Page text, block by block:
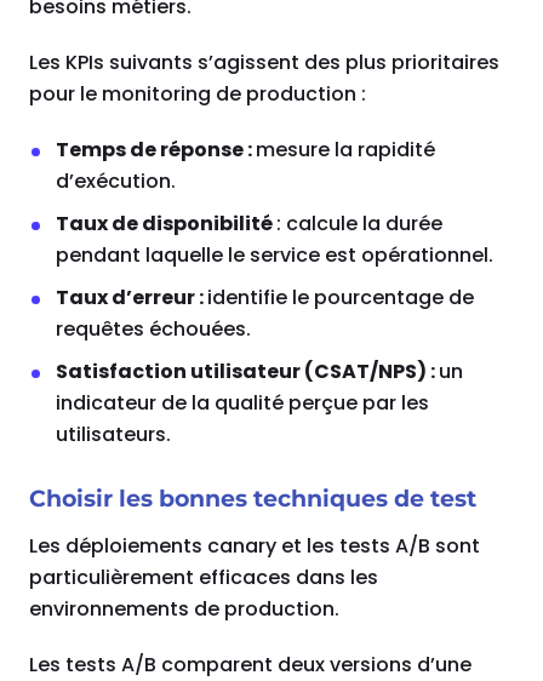
besoins métiers.
Les KPIs suivants s’agissent des plus prioritaires
pour le monitoring de production :
Temps de réponse :mesure la rapidité
d’exécution.
Taux de disponibilité: calcule la durée
pendant laquelle le service est opérationnel.
Taux d’erreur :identifie le pourcentage de
requêtes échouées.
Satisfaction utilisateur (CSAT/NPS) :un
indicateur de la qualité perçue par les
utilisateurs.
Choisir les bonnes techniques de test
Les déploiements canary et les tests A/B sont
particulièrement efficaces dans les
environnements de production.
Les tests A/B comparent deux versions d’une